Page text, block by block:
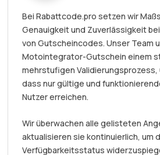
Bei Rabattcode.pro setzen wir
Genauigkeit und Zuverlässigkeit
von Gutscheincodes. Unser Team
Motointegrator-Gutschein einem
mehrstufigen
dass nur gültige und
Nutzer erreichen.
Wir überwachen alle gelisteten
aktualisieren sie kontinuierlich, um
Verfügbarkeitsstatus